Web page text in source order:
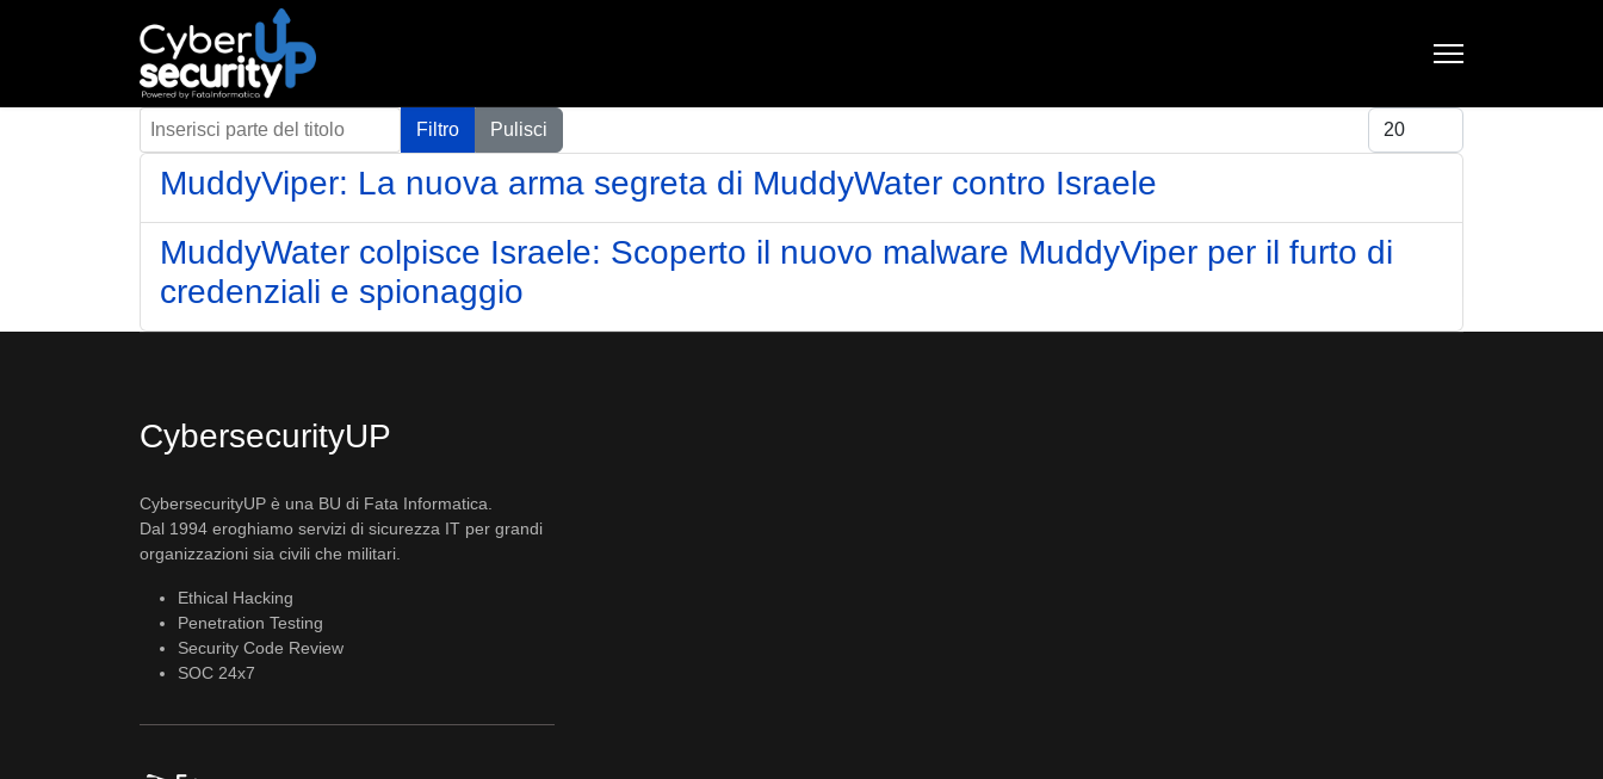
Inserisci parte del titolo Filtro Pulisci Visualizza #
MuddyViper: La nuova arma segreta di MuddyWater contro Israele
MuddyWater colpisce Israele: Scoperto il nuovo malware MuddyViper per il furto di
credenziali e spionaggio
CybersecurityUP
CybersecurityUP è una BU di Fata Informatica.
Dal 1994 eroghiamo servizi di sicurezza IT per grandi
organizzazioni sia civili che militari.
Ethical Hacking
Penetration Testing
Security Code Review
SOC 24x7